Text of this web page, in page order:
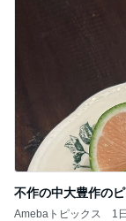
不作の中大豊作の
Amebaトピックス 1